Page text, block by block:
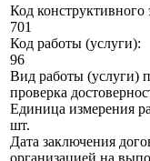
Код конструктивного
701
Код работы (услуги):
96
Вид работы (услуги)
проверка
Единица измерения
шт.
Дата заключения